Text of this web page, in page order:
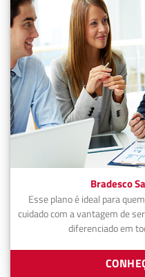
Bradesco
Esse plano é ideal para
cuidado com a vantagem de
diferenciado em